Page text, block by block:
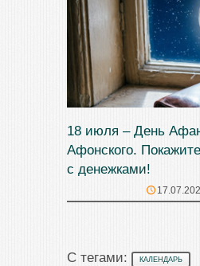
18 июля – День
Афонского.
с денежками!
С тегами: КАЛЕНДАРЬ